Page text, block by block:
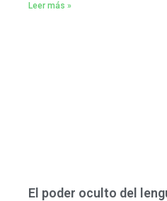
Leer más »
El poder oculto del